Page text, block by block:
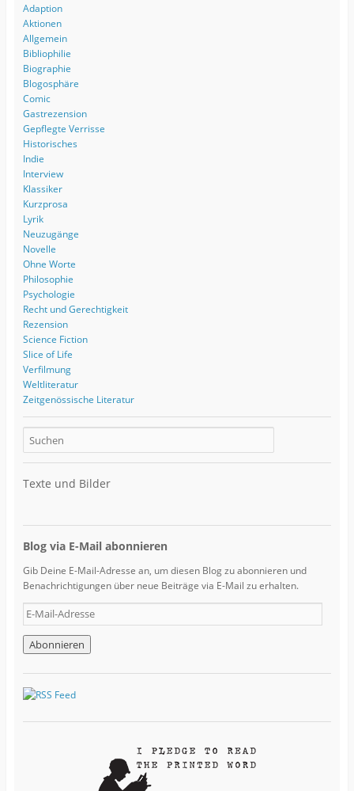
Adaption
Aktionen
Allgemein
Bibliophilie
Biographie
Blogosphäre
Comic
Gastrezension
Gepflegte Verrisse
Historisches
Indie
Interview
Klassiker
Kurzprosa
Lyrik
Neuzugänge
Novelle
Ohne Worte
Philosophie
Psychologie
Recht und Gerechtigkeit
Rezension
Science Fiction
Slice of Life
Verfilmung
Weltliteratur
Zeitgenössische Literatur
Texte und Bilder
Blog via E-Mail abonnieren
Gib Deine E-Mail-Adresse an, um diesen Blog zu abonnieren und
Benachrichtigungen über neue Beiträge via E-Mail zu erhalten.
E
-
M
a
i
l
-